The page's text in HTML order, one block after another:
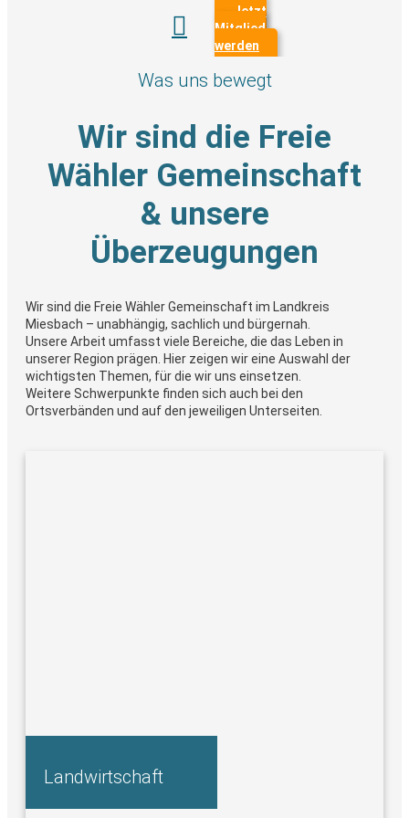

Jetzt
Mitglied
werden
Was uns bewegt
Wir sind die Freie
Wähler Gemeinschaft
& unsere
Überzeugungen
Wir sind die Freie Wähler Gemeinschaft im Landkreis
Miesbach – unabhängig, sachlich und bürgernah.
Unsere Arbeit umfasst viele Bereiche, die das Leben in
unserer Region prägen. Hier zeigen wir eine Auswahl der
wichtigsten Themen, für die wir uns einsetzen.
Weitere Schwerpunkte finden sich auch bei den
Ortsverbänden und auf den jeweiligen Unterseiten.
Landwirtschaft